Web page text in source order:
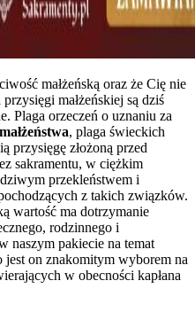
małżeńską oraz że Cię nie
małżeńskiej są dziś
Plaga orzeczeń o uznaniu za
, plaga świeckich
przysięgę złożoną przed
sakramentu, w ciężkim
przekleństwem i
z takich związków.
wartość ma dotrzymanie
rodzinnego i
naszym pakiecie na temat
jest on znakomitym wyborem na
w obecności kapłana